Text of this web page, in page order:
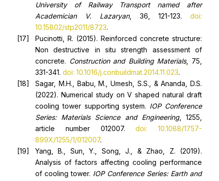
University of Railway Transport named after
Academician V. Lazaryan, 36, 121-123. doi:
10.15802/stp2011/8723.
Pucinotti, R. (2015). Reinforced concrete structure:
Non destructive in situ strength assessment of
concrete. Construction and Building Materials, 75,
331-341. doi: 10.1016/j.conbuildmat.2014.11.023.
Sagar, M.H., Babu, M., Umesh, S.S., & Ananda, D.S.
(2022). Numerical study on V shaped natural draft
cooling tower supporting system. IOP Conference
Series: Materials Science and Engineering, 1255,
article number 012007.doi: 10.1088/1757-
899X/1255/1/012007.
Yang, B., Sun, Y., Song, J., & Zhao, Z. (2019).
Analysis of factors affecting cooling performance
of cooling tower. IOP Conference Series: Earth and